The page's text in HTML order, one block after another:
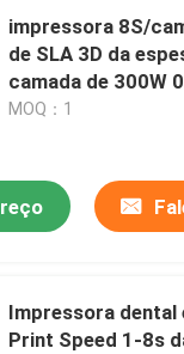
impressora 8S/
de SLA 3D da
camada de 300W
MOQ：1
Impressora
Print Speed 1-8s